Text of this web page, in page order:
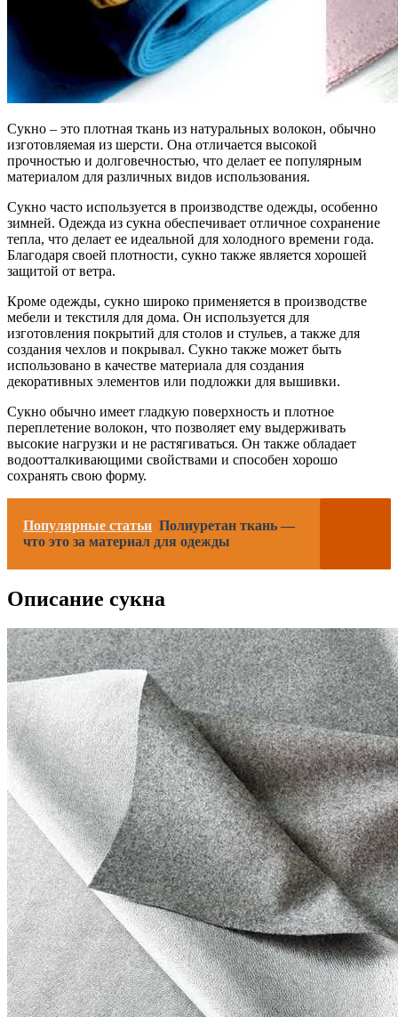
Сукно – это плотная ткань из натуральных волокон, обычно
изготовляемая из шерсти. Она отличается высокой
прочностью и долговечностью, что делает ее популярным
материалом для различных видов использования.
Сукно часто используется в производстве одежды, особенно
зимней. Одежда из сукна обеспечивает отличное сохранение
тепла, что делает ее идеальной для холодного времени года.
Благодаря своей плотности, сукно также является хорошей
защитой от ветра.
Кроме одежды, сукно широко применяется в производстве
мебели и текстиля для дома. Он используется для
изготовления покрытий для столов и стульев, а также для
создания чехлов и покрывал. Сукно также может быть
использовано в качестве материала для создания
декоративных элементов или подложки для вышивки.
Сукно обычно имеет гладкую поверхность и плотное
переплетение волокон, что позволяет ему выдерживать
высокие нагрузки и не растягиваться. Он также обладает
водоотталкивающими свойствами и способен хорошо
сохранять свою форму.
Популярные статьи Полиуретан ткань —
что это за материал для одежды
Описание сукна